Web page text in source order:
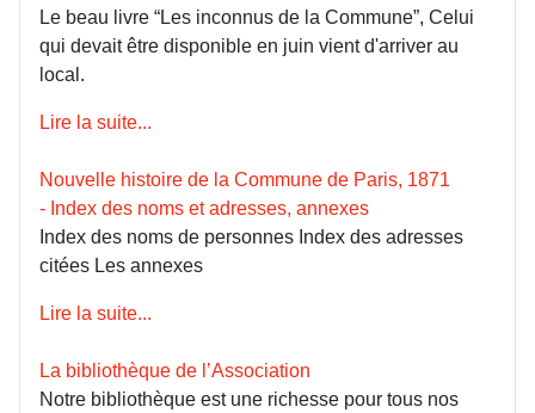
Le beau livre “Les inconnus de la Commune”, Celui
qui devait être disponible en juin vient d'arriver au
local.
Lire la suite...
Nouvelle histoire de la Commune de Paris, 1871
- Index des noms et adresses, annexes
Index des noms de personnes Index des adresses
citées Les annexes
Lire la suite...
La bibliothèque de l’Association
Notre bibliothèque est une richesse pour tous nos